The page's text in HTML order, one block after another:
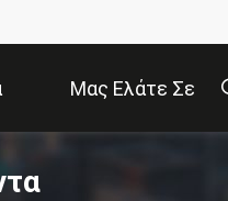
Μας Ελάτε Σε